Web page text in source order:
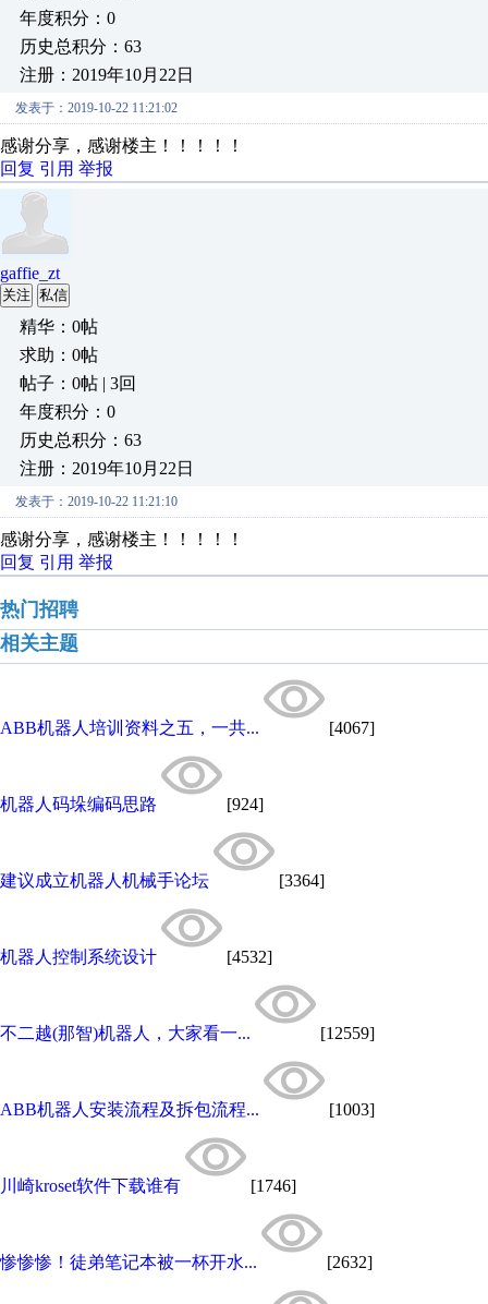
年度积分：0
历史总积分：63
注册：2019年10月22日
发表于：2019-10-22 11:21:02
感谢分享，感谢楼主！！！！！
回复 引用 举报
gaffie_zt
关注 私信
精华：0帖
求助：0帖
帖子：0帖 | 3回
年度积分：0
历史总积分：63
注册：2019年10月22日
发表于：2019-10-22 11:21:10
感谢分享，感谢楼主！！！！！
回复 引用 举报
热门招聘
相关主题
ABB机器人培训资料之五，一共... [4067]
机器人码垛编码思路 [924]
建议成立机器人机械手论坛 [3364]
机器人控制系统设计 [4532]
不二越(那智)机器人，大家看一... [12559]
ABB机器人安装流程及拆包流程... [1003]
川崎kroset软件下载谁有 [1746]
惨惨惨！徒弟笔记本被一杯开水... [2632]